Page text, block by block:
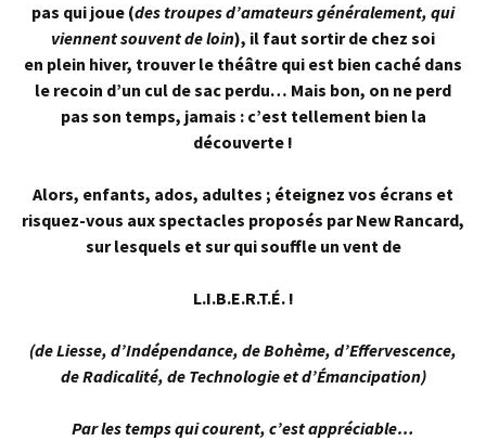
pas qui joue (des troupes d’amateurs généralement, qui
viennent souvent de loin), il faut sortir de chez soi
en plein hiver, trouver le théâtre qui est bien caché dans
le recoin d’un cul de sac perdu… Mais bon, on ne perd
pas son temps, jamais : c’est tellement bien la
découverte !
Alors, enfants, ados, adultes ; éteignez vos écrans et
risquez-vous aux spectacles proposés par New Rancard,
sur lesquels et sur qui souffle un vent de
L.I.B.E.R.T.É. !
(de Liesse, d’Indépendance, de Bohème, d’Effervescence,
de Radicalité, de Technologie et d’Émancipation)
Par les temps qui courent, c’est appréciable…